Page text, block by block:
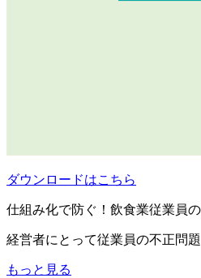
ダウンロードはこちら
仕組み化で防ぐ！飲食業従業員
経営者にとって従業員の不正問
もっと見る